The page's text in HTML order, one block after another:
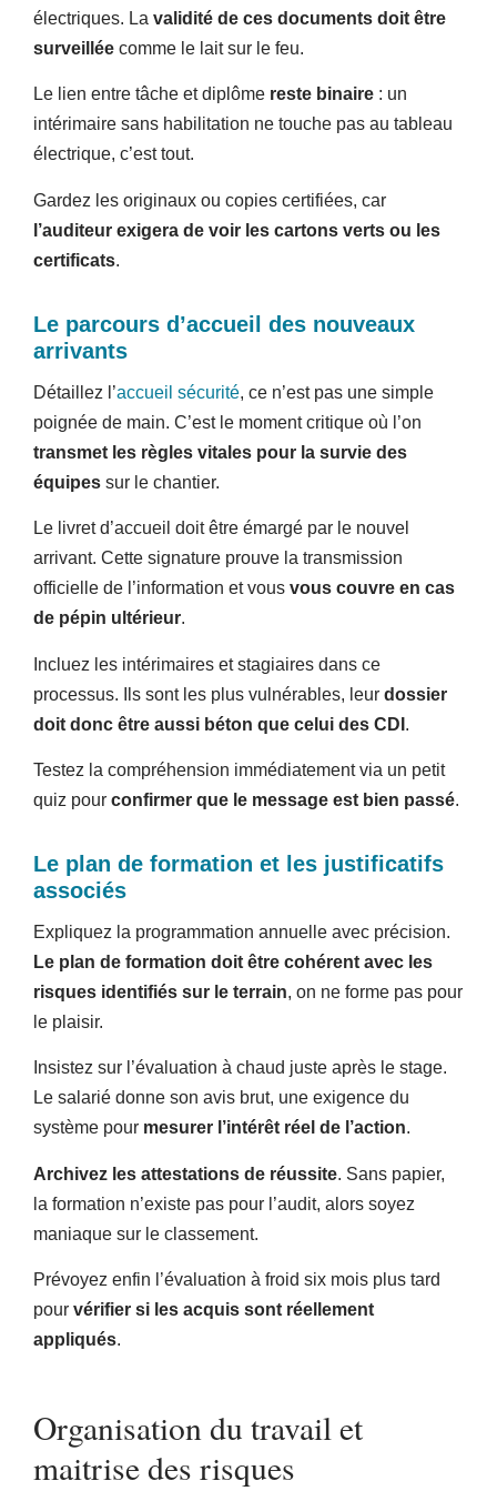
électriques. Lavalidité de ces documents doit être
surveillée comme le lait sur le feu.
Le lien entre tâche et diplôme reste binaire : un
intérimaire sans habilitation ne touche pas au tableau
électrique, c’est tout.
Gardez les originaux ou copies certifiées, car
l’auditeur exigera de voir les cartons verts ou les
certificats.
Le parcours d’accueil des nouveaux
arrivants
Détaillez l’accueil sécurité, ce n’est pas une simple
poignée de main. C’est le moment critique où l’on
transmet les règles vitales pour la survie des
équipes sur le chantier.
Le livret d’accueil doit être émargé par le nouvel
arrivant. Cette signature prouve la transmission
officielle de l’information et vousvous couvre en cas
de pépin ultérieur.
Incluez les intérimaires et stagiaires dans ce
processus. Ils sont les plus vulnérables, leurdossier
doit donc être aussi béton que celui des CDI .
Testez la compréhension immédiatement via un petit
quiz pourconfirmer que le message est bien passé.
Le plan de formation et les justificatifs
associés
Expliquez la programmation annuelle avec précision.
Le plan de formation doit être cohérent avec les
risques identifiés sur le terrain, on ne forme pas pour
le plaisir.
Insistez sur l’évaluation à chaud juste après le stage.
Le salarié donne son avis brut, une exigence du
système pour mesurer l’intérêt réel de l’action.
Archivez les attestations de réussite. Sans papier,
la formation n’existe pas pour l’audit, alors soyez
maniaque sur le classement.
Prévoyez enfin l’évaluation à froid six mois plus tard
pourvérifier si les acquis sont réellement
appliqués.
Organisation du travail et
maitrise des risques